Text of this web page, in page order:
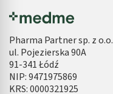
Pharma Partner sp. z o.o.
ul. Pojezierska 90A
91-341 Łódź
NIP: 9471975869
KRS: 0000321925